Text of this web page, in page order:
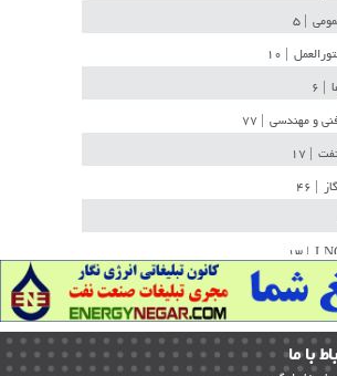
و مهندسی
نفت
| ۱۳
| ۱۵
| ۱۴ ﺑﺎ ما